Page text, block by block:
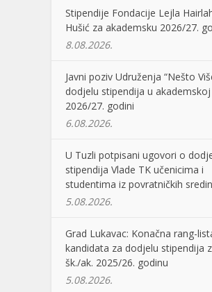
Stipendije Fondacije Lejla
Hušić za akademsku 2026/27.
8.08.2026.
Javni poziv Udruženja “Nešto
dodjelu stipendija u akademskoj
2026/27. godini
6.08.2026.
U Tuzli potpisani ugovori o
stipendija Vlade TK učenicima i
studentima iz povratničkih
5.08.2026.
Grad Lukavac: Konačna rang-
kandidata za dodjelu stipendija
šk./ak. 2025/26. godinu
5.08.2026.